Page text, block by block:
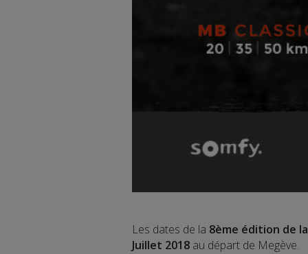
Les dates de la 8ème édition de la
Juillet 2018 au départ de Megève.